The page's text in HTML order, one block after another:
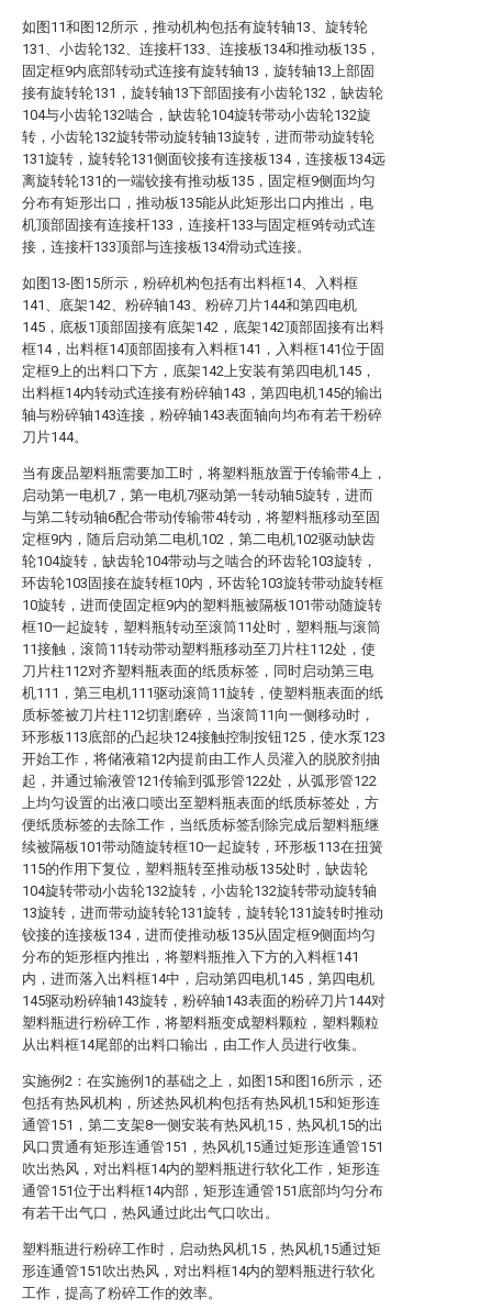
如图11和图12所示，推动机构包括有旋转轴13、旋转轮
131、小齿轮132、连接杆133、连接板134和推动板135，
固定框9内底部转动式连接有旋转轴13，旋转轴13上部固
接有旋转轮131，旋转轴13下部固接有小齿轮132，缺齿轮
104与小齿轮132啮合，缺齿轮104旋转带动小齿轮132旋
转，小齿轮132旋转带动旋转轴13旋转，进而带动旋转轮
131旋转，旋转轮131侧面铰接有连接板134，连接板134远
离旋转轮131的一端铰接有推动板135，固定框9侧面均匀
分布有矩形出口，推动板135能从此矩形出口内推出，电
机顶部固接有连接杆133，连接杆133与固定框9转动式连
接，连接杆133顶部与连接板134滑动式连接。
如图13-图15所示，粉碎机构包括有出料框14、入料框
141、底架142、粉碎轴143、粉碎刀片144和第四电机
145，底板1顶部固接有底架142，底架142顶部固接有出料
框14，出料框14顶部固接有入料框141，入料框141位于固
定框9上的出料口下方，底架142上安装有第四电机145，
出料框14内转动式连接有粉碎轴143，第四电机145的输出
轴与粉碎轴143连接，粉碎轴143表面轴向均布有若干粉碎
刀片144。
当有废品塑料瓶需要加工时，将塑料瓶放置于传输带4上，
启动第一电机7，第一电机7驱动第一转动轴5旋转，进而
与第二转动轴6配合带动传输带4转动，将塑料瓶移动至固
定框9内，随后启动第二电机102，第二电机102驱动缺齿
轮104旋转，缺齿轮104带动与之啮合的环齿轮103旋转，
环齿轮103固接在旋转框10内，环齿轮103旋转带动旋转框
10旋转，进而使固定框9内的塑料瓶被隔板101带动随旋转
框10一起旋转，塑料瓶转动至滚筒11处时，塑料瓶与滚筒
11接触，滚筒11转动带动塑料瓶移动至刀片柱112处，使
刀片柱112对齐塑料瓶表面的纸质标签，同时启动第三电
机111，第三电机111驱动滚筒11旋转，使塑料瓶表面的纸
质标签被刀片柱112切割磨碎，当滚筒11向一侧移动时，
环形板113底部的凸起块124接触控制按钮125，使水泵123
开始工作，将储液箱12内提前由工作人员灌入的脱胶剂抽
起，并通过输液管121传输到弧形管122处，从弧形管122
上均匀设置的出液口喷出至塑料瓶表面的纸质标签处，方
便纸质标签的去除工作，当纸质标签刮除完成后塑料瓶继
续被隔板101带动随旋转框10一起旋转，环形板113在扭簧
115的作用下复位，塑料瓶转至推动板135处时，缺齿轮
104旋转带动小齿轮132旋转，小齿轮132旋转带动旋转轴
13旋转，进而带动旋转轮131旋转，旋转轮131旋转时推动
铰接的连接板134，进而使推动板135从固定框9侧面均匀
分布的矩形框内推出，将塑料瓶推入下方的入料框141
内，进而落入出料框14中，启动第四电机145，第四电机
145驱动粉碎轴143旋转，粉碎轴143表面的粉碎刀片144对
塑料瓶进行粉碎工作，将塑料瓶变成塑料颗粒，塑料颗粒
从出料框14尾部的出料口输出，由工作人员进行收集。
实施例2：在实施例1的基础之上，如图15和图16所示，还
包括有热风机构，所述热风机构包括有热风机15和矩形连
通管151，第二支架8一侧安装有热风机15，热风机15的出
风口贯通有矩形连通管151，热风机15通过矩形连通管151
吹出热风，对出料框14内的塑料瓶进行软化工作，矩形连
通管151位于出料框14内部，矩形连通管151底部均匀分布
有若干出气口，热风通过此出气口吹出。
塑料瓶进行粉碎工作时，启动热风机15，热风机15通过矩
形连通管151吹出热风，对出料框14内的塑料瓶进行软化
工作，提高了粉碎工作的效率。